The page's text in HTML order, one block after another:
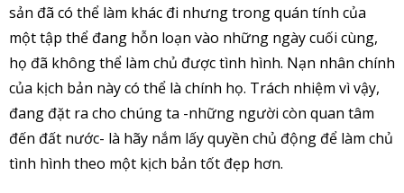
sản đã có thể làm khác đi nhưng trong quán tính của
một tập thể đang hỗn loạn vào những ngày cuối cùng,
họ đã không thể làm chủ được tình hình. Nạn nhân chính
của kịch bản này có thể là chính họ. Trách nhiệm vì vậy,
đang đặt ra cho chúng ta -những người còn quan tâm
đến đất nước- là hãy nắm lấy quyền chủ động để làm chủ
tình hình theo một kịch bản tốt đẹp hơn.